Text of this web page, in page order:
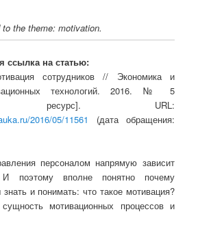
the theme: motivation.
ссылка на статью:
сотрудников // Экономика и
технологий. 2016. № 5
ресурс]. URL:
2016/05/11561
(дата обращения:
персоналом напрямую зависит
И поэтому вполне понятно почему
и понимать: что такое мотивация?
мотивационных процессов и